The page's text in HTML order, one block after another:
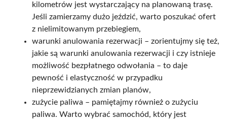
kilometrów jest wystarczający na planowaną trasę.
Jeśli zamierzamy dużo jeździć, warto poszukać ofert
z nielimitowanym przebiegiem,
warunki anulowania rezerwacji – zorientujmy się też,
jakie są warunki anulowania rezerwacji i czy istnieje
możliwość bezpłatnego odwołania – to daje
pewność i elastyczność w przypadku
nieprzewidzianych zmian planów,
zużycie paliwa – pamiętajmy również o zużyciu
paliwa. Warto wybrać samochód, który jest